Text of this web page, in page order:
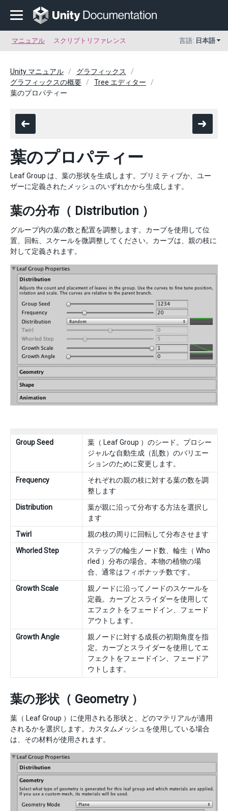
マニュアル スクリプトリファレンス 言語: 日本語
Unity マニュアル
グラフィックス
グラフィックスの概要
Tree エディター
葉のプロパティー
葉のプロパティー
Leaf Group は、葉の形状を生成します。プリミティブか、ユー
ザーに定義されたメッシュのいずれかから生成します。
葉の分布（ Distribution ）
グループ内の葉の数と配置を調整します。カーブを使用して位
置、回転、スケールを微調整してください。カーブは、親の枝に
対して定義されます。
Group Seed
葉（ Leaf Group ）のシード。プロシー
ジャルな自動生成（乱数）のバリエー
ションのために変更します。
Frequency
それぞれの親の枝に対する葉の数を調
整します
Distribution
葉が親に沿って分布する方法を選択し
ます
Twirl
親の枝の周りに回転して分布させます
Whorled Step
ステップの輪生ノード数、輪生（ Who
rled ）分布の場合。本物の植物の場
合、通常はフィボナッチ数です。
Growth Scale
親ノードに沿ってノードのスケールを
定義。カーブとスライダーを使用して
エフェクトをフェードイン、フェード
アウトします。
Growth Angle
親ノードに対する成長の初期角度を指
定。カーブとスライダーを使用してエ
フェクトをフェードイン、フェードア
ウトします。
葉の形状（ Geometry ）
葉（ Leaf Group ）に使用される形状と、どのマテリアルが適用
されるかを選択します。カスタムメッシュを使用している場合
は、その材料が使用されます。